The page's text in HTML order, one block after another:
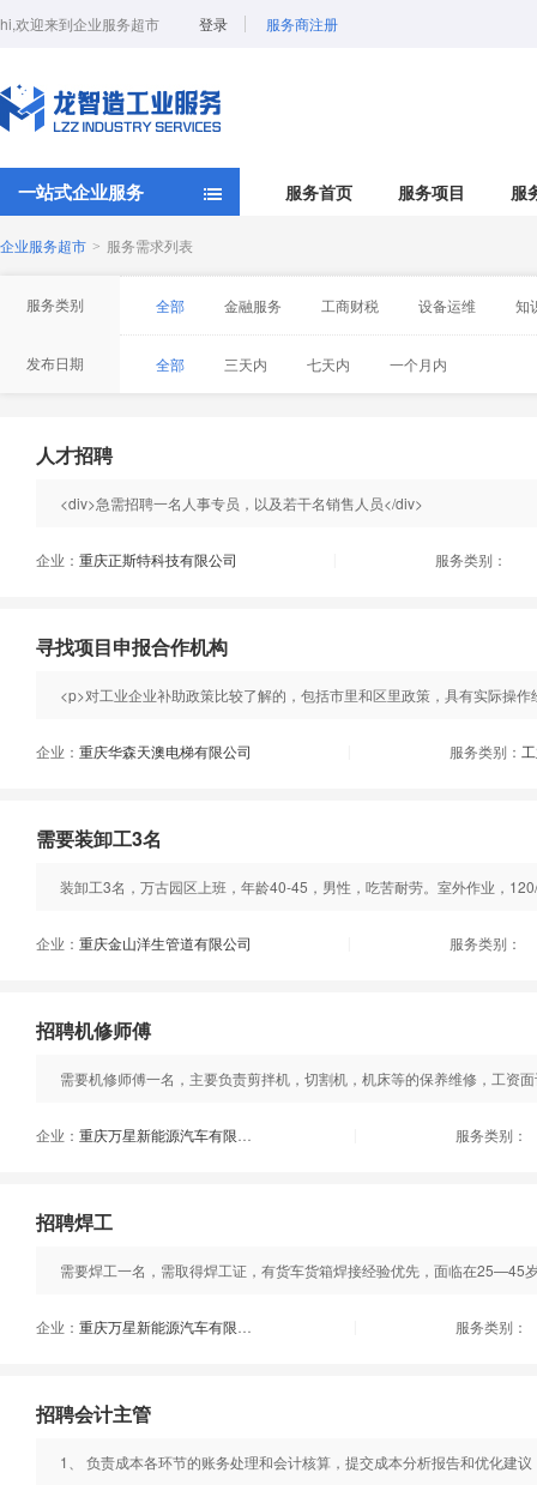
hi,欢迎来到企业服务超市 登录 服务商注册
一站式企业服务 服务首页 服务项目 服
企业服务超市 > 服务需求列表
服务类别 全部 金融服务 工商财税 设备运维
知
智能系统
发布日期
全部 三天内 七天内 一个月内
人才招聘
<div>急需招聘一名人事专员，以及若干名销售人员</div>
企业： 重庆正斯特科技有限公司 服务类别：
寻找项目申报合作机构
<p>对工业企业补助政策比较了解的，包括市里和区里政策，具有实际操
企业： 重庆华森天澳电梯有限公司 服务类别：
需要装卸工3名
装卸工3名，万古园区上班，年龄40-45，男性，吃苦耐劳。室外作业，
企业： 重庆金山洋生管道有限公司 服务类别：
招聘机修师傅
需要机修师傅一名，主要负责剪拌机，切割机，机床等的保养维修，工资
企业： 重庆万星新能源汽车有限公司 服务类别：
招聘焊工
需要焊工一名，需取得焊工证，有货车货箱焊接经验优先，面临在
企业： 重庆万星新能源汽车有限公司 服务类别：
招聘会计主管